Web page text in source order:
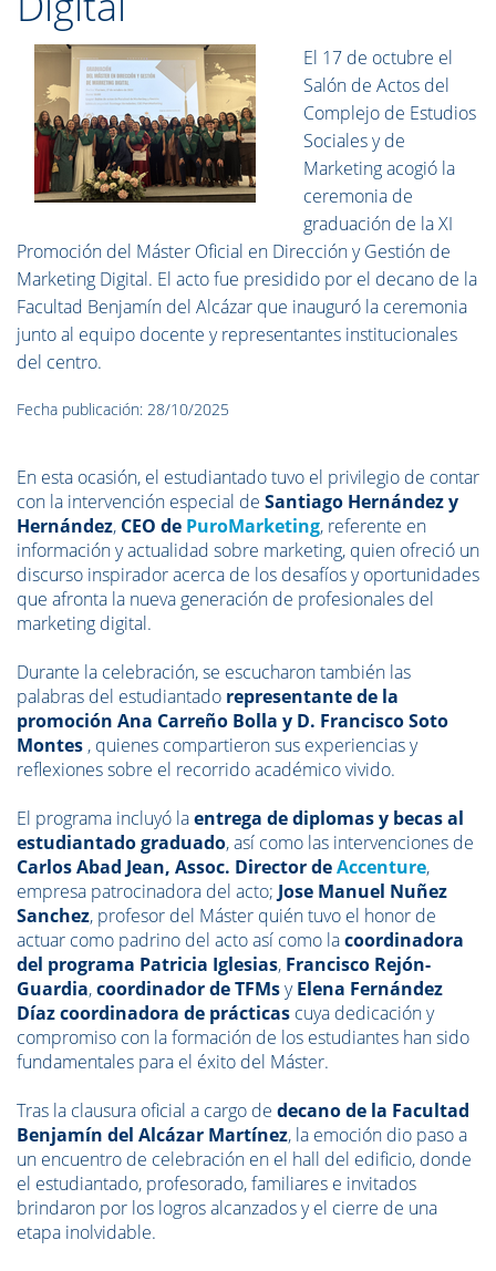
El 17 de octubre el
Salón de Actos del
Complejo de Estudios
Sociales y de
Marketing acogió la
ceremonia de
graduación de la XI
Promoción del Máster Oficial en Dirección y Gestión de
Marketing Digital. El acto fue presidido por el decano de la
Facultad Benjamín del Alcázar que inauguró la ceremonia
junto al equipo docente y representantes institucionales
del centro.
Fecha publicación: 28/10/2025
En esta ocasión, el estudiantado tuvo el privilegio de contar
con la intervención especial de Santiago Hernández y
Hernández, CEO de PuroMarketing, referente en
información y actualidad sobre marketing, quien ofreció un
discurso inspirador acerca de los desafíos y oportunidades
que afronta la nueva generación de profesionales del
marketing digital.
Durante la celebración, se escucharon también las
palabras del estudiantado representante de la
promoción Ana Carreño Bolla y D. Francisco Soto
Montes , quienes compartieron sus experiencias y
reflexiones sobre el recorrido académico vivido.
El programa incluyó laentrega de diplomas y becas al
estudiantado graduado, así como las intervenciones de
Carlos Abad Jean, Assoc. Director deAccenture,
empresa patrocinadora del acto; Jose Manuel Nuñez
Sanchez, profesor del Máster quién tuvo el honor de
actuar como padrino del acto así como lacoordinadora
del programa Patricia Iglesias, Francisco Rejón-
Guardia,coordinador de TFMsyElena Fernández
Díaz coordinadora de prácticas cuya dedicación y
compromiso con la formación de los estudiantes han sido
fundamentales para el éxito del Máster.
Tras la clausura oficial a cargo de decano de la Facultad
Benjamín del Alcázar Martínez, la emoción dio paso a
un encuentro de celebración en el hall del edificio, donde
el estudiantado, profesorado, familiares e invitados
brindaron por los logros alcanzados y el cierre de una
etapa inolvidable.